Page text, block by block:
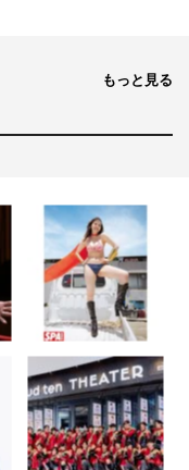
もっと見る